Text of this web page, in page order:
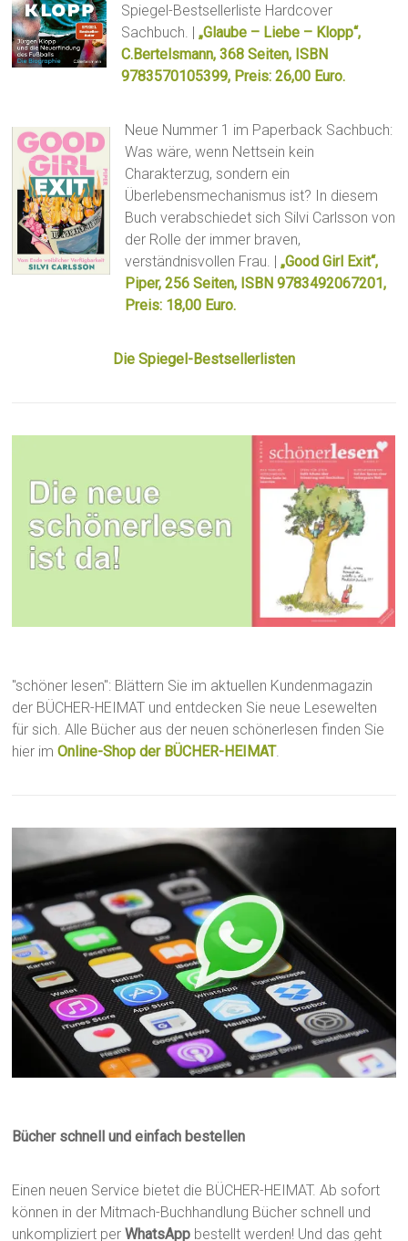
Spiegel-Bestsellerliste Hardcover
Sachbuch. |„Glaube – Liebe – Klopp“,
C.Bertelsmann, 368 Seiten, ISBN
9783570105399, Preis: 26,00 Euro.
Neue Nummer 1 im Paperback Sachbuch:
Was wäre, wenn Nettsein kein
Charakterzug, sondern ein
Überlebensmechanismus ist? In diesem
Buch verabschiedet sich Silvi Carlsson von
der Rolle der immer braven,
verständnisvollen Frau. |„Good Girl Exit“,
Piper, 256 Seiten, ISBN 9783492067201,
Preis: 18,00 Euro.
Die Spiegel-Bestsellerlisten
"schöner lesen": Blättern Sie im aktuellen Kundenmagazin
der BÜCHER-HEIMAT und entdecken Sie neue Lesewelten
für sich. Alle Bücher aus der neuen schönerlesen finden Sie
hier imOnline-Shop der BÜCHER-HEIMAT.
Bücher schnell und einfach bestellen
Einen neuen Service bietet die BÜCHER-HEIMAT. Ab sofort
können in der Mitmach-Buchhandlung Bücher schnell und
unkompliziert perWhatsApp bestellt werden! Und das geht